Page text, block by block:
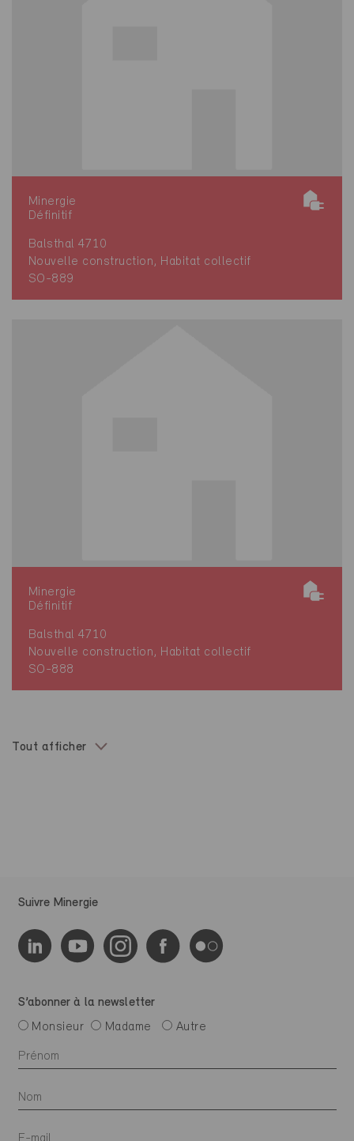
Minergie
Définitif
Balsthal 4710
Nouvelle construction, Habitat collectif
SO-889
Minergie
Définitif
Balsthal 4710
Nouvelle construction, Habitat collectif
SO-888
Tout afficher
Suivre Minergie
S’abonner à la newsletter
Monsieur
Madame Autre